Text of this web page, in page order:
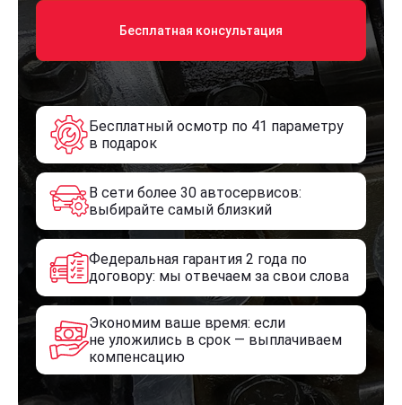
Бесплатная консультация
Бесплатный осмотр по 41 параметру
в подарок
В сети более 30 автосервисов:
выбирайте самый близкий
Федеральная гарантия 2 года по
договору: мы отвечаем за свои слова
Экономим ваше время: если
не уложились в срок — выплачиваем
компенсацию